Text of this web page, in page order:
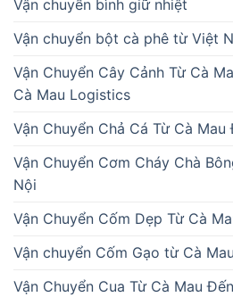
Vận chuyển bình giữ nhiệt
Vận chuyển bột cà phê từ Việt
Vận Chuyển Cây Cảnh Từ Cà
Cà Mau Logistics
Vận Chuyển Chả Cá Từ Cà Mau
Vận Chuyển Cơm Cháy Chà
Nội
Vận Chuyển Cốm Dẹp Từ Cà
Vận chuyển Cốm Gạo từ Cà
Vận Chuyển Cua Từ Cà Mau